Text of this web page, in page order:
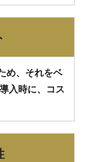
め、それをベ
入時に、コス